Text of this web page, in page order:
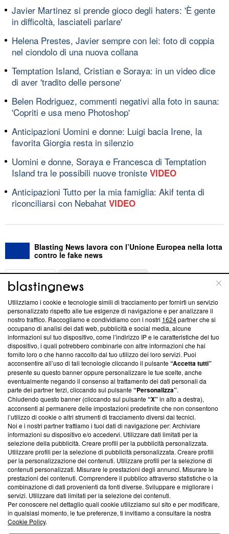
Javier Martinez si prende gioco degli haters: 'È gente
in difficoltà, lasciateli parlare'
Helena Prestes, Javier sempre con lei: foto di coppia
nel ciondolo di una nuova collana
Temptation Island, Cristian e Soraya: in un video dice
di aver 'tradito delle persone'
Belen Rodriguez, commenti negativi alla foto in sauna:
'Copriti e usa meno Photoshop'
Anticipazioni Uomini e donne: Luigi bacia Irene, la
favorita Giorgia resta in silenzio
Uomini e donne, Soraya e Francesca di Temptation
Island tra le possibili nuove troniste VIDEO
Anticipazioni Tutto per la mia famiglia: Akif tenta di
riconciliarsi con Nebahat VIDEO
Blasting News lavora con l’Unione Europea nella lotta
contro le fake news
ABOUT
Questa sezione offre informazioni trasparenti su Blasting
News, sui nostri processi editoriali e su come ci impegniamo a
creare news di qualità. Inoltre, afferma la nostra aderenza a
‘Trust Project - News with Integrity’Blasting News non è
ancora membro del programma, ma ha richiesto di farne
parte; Trust Project non ha ancora effettuato una verifica di
conformità agli standard.
Su di noi
Team editoriale
Corporate
Redazione
Informativa Privacy
Cookie Policy
Blasting SA, IDI CHE-247.845.224, Via Carlo Frasca, 3 - 6900
Lugano (Svizzera) Tel:+39 0690258937
© 2026 Blasting News
Utilizziamo i cookie e tecnologie simili di tracciamento per fornirti un servizio
personalizzato rispetto alle tue esigenze di navigazione e per analizzare il
nostro traffico. Raccogliamo e condividiamo con i nostri 1624partner che si
occupano di analisi dei dati web, pubblicità e social media, alcune
informazioni sul tuo dispositivo, come l’indirizzo IP e le caratteristiche del tuo
dispositivo, i quali potrebbero combinarle con altre informazioni che hai
fornito loro o che hanno raccolto dal tuo utilizzo dei loro servizi. Puoi
acconsentire all’uso di tali tecnologie cliccando il pulsante“Accetta tutti”
presente su questo banner oppure personalizzare le tue scelte, anche
eventualmente negando il consenso al trattamento dei dati personali da
parte dei partner terzi, cliccando sul pulsante“Personalizza”.
Chiudendo questo banner (cliccando sul pulsante“X”in alto a destra),
acconsenti al permanere delle impostazioni predefinite che non consentono
l’utilizzo di cookie o altri strumenti di tracciamento diversi dai tecnici.
Noi e i nostri partner trattiamo i tuoi dati di navigazione per: Archiviare
informazioni su dispositivo e/o accedervi. Utilizzare dati limitati per la
selezione della pubblicità. Creare profili per la pubblicità personalizzata.
Utilizzare profili per la selezione di pubblicità personalizzata. Creare profili
per la personalizzazione dei contenuti. Utilizzare profili per la selezione di
contenuti personalizzati. Misurare le prestazioni degli annunci. Misurare le
prestazioni dei contenuti. Comprendere il pubblico attraverso statistiche o la
combinazione di dati provenienti da fonti diverse. Sviluppare e migliorare i
servizi. Utilizzare dati limitati per la selezione dei contenuti.
Per conoscere nel dettaglio quali cookie utilizziamo sul sito e per modificare,
in qualsiasi momento, le tue preferenze, ti invitiamo a consultare la nostra
Cookie Policy.